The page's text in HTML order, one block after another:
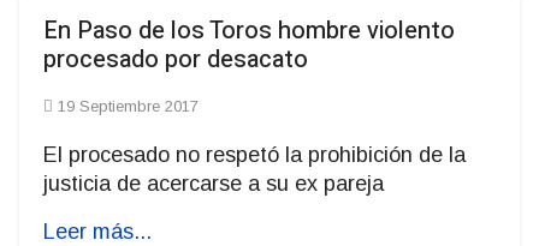
En Paso de los Toros hombre violento
procesado por desacato
19 Septiembre 2017
El procesado no respetó la prohibición de la
justicia de acercarse a su ex pareja
Leer más...